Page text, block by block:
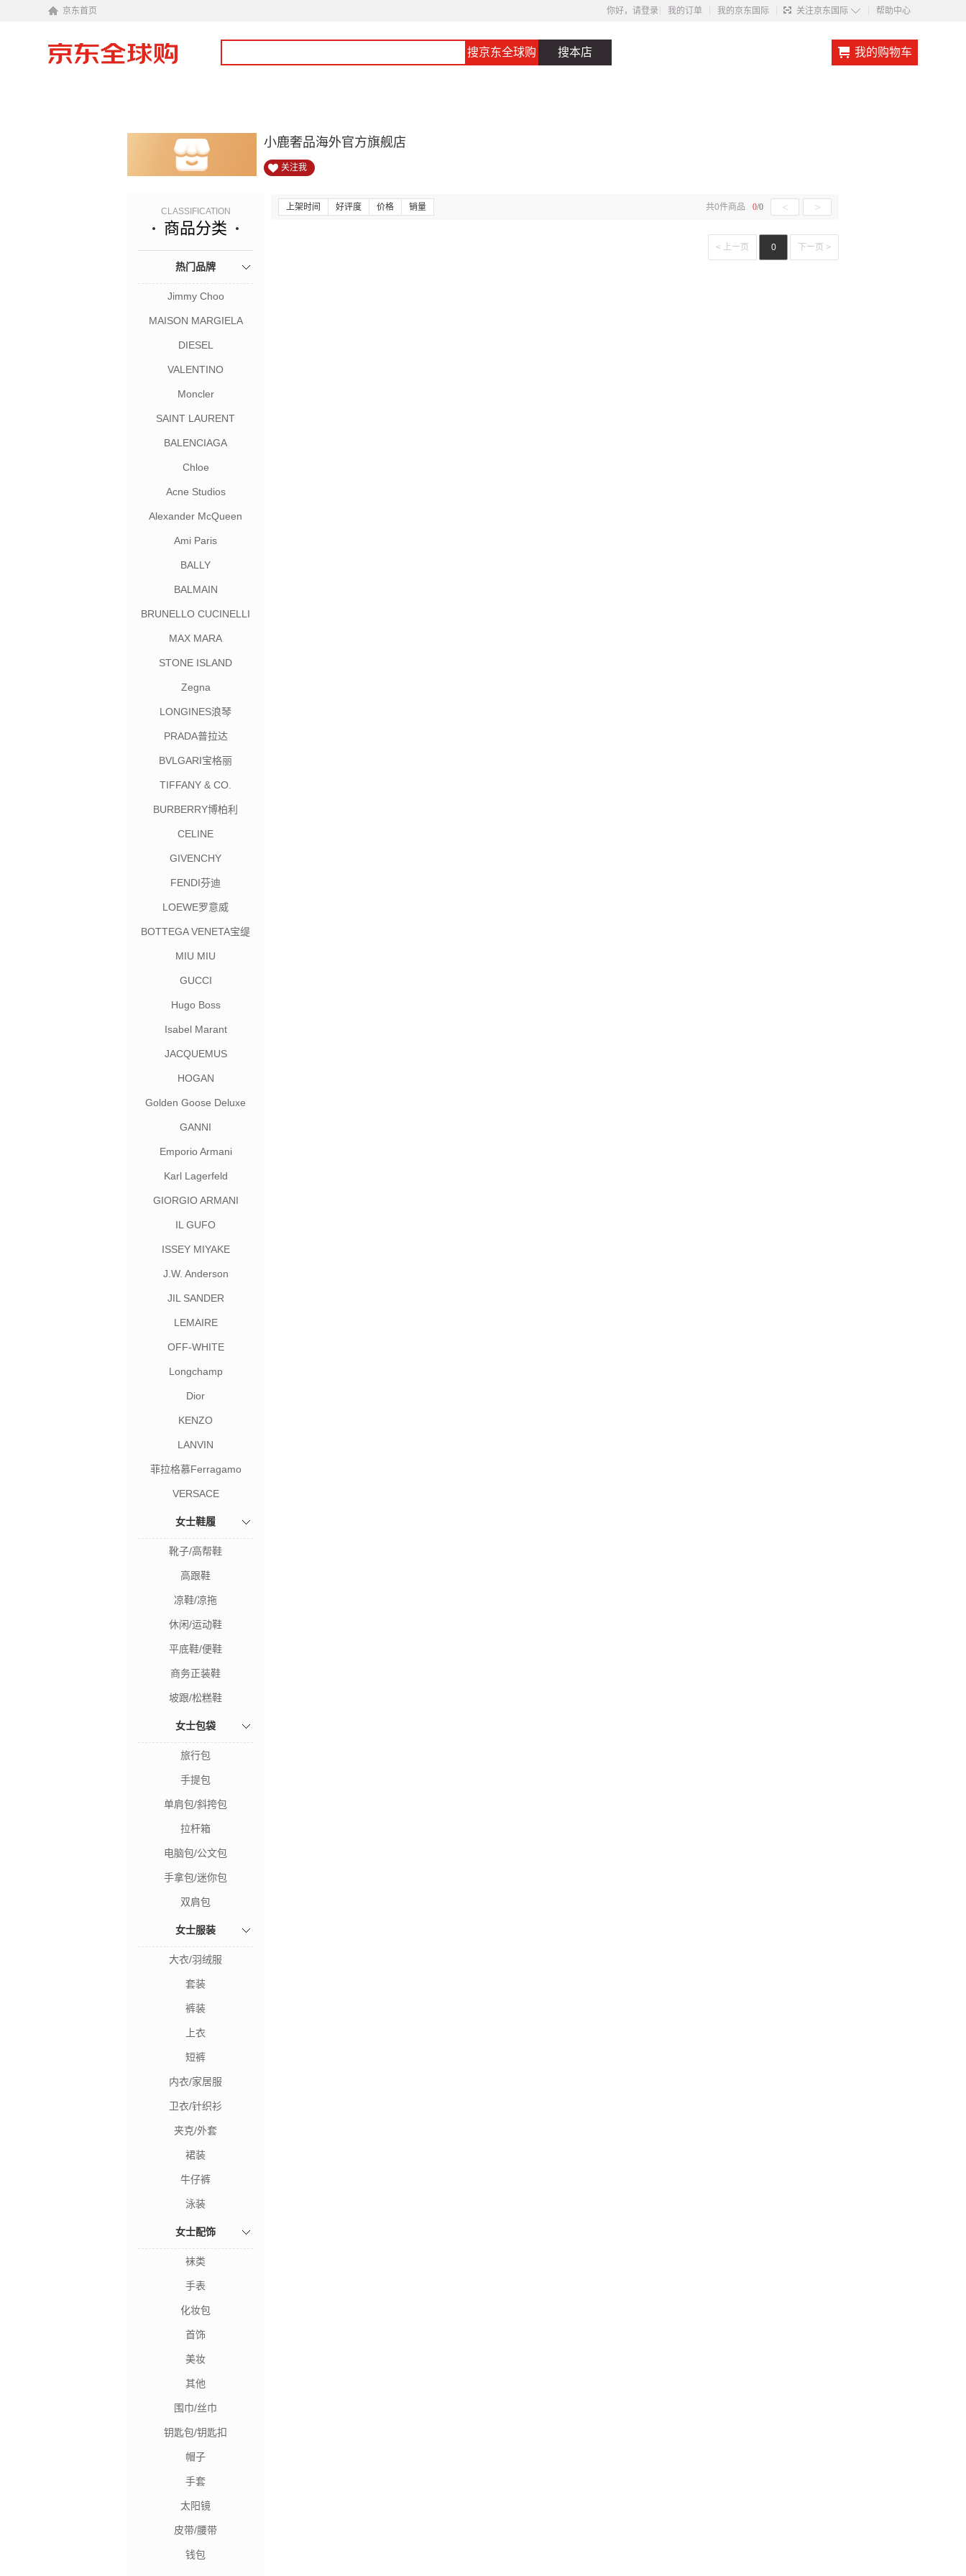
京东首页 你好，请登录 我的订单 我的京东国际 关注京东国际 ◇ 帮助中心
搜京东全球购 搜本店 我的购物车
小鹿奢品海外官方旗舰店
关注我
CLASSIFICATION
商品分类
热门品牌
Jimmy Choo
MAISON MARGIELA
DIESEL
VALENTINO
Moncler
SAINT LAURENT
BALENCIAGA
Chloe
Acne Studios
Alexander McQueen
Ami Paris
BALLY
BALMAIN
BRUNELLO CUCINELLI
MAX MARA
STONE ISLAND
Zegna
LONGINES浪琴
PRADA普拉达
BVLGARI宝格丽
TIFFANY & CO.
BURBERRY博柏利
CELINE
GIVENCHY
FENDI芬迪
LOEWE罗意威
BOTTEGA VENETA宝缇
MIU MIU
GUCCI
Hugo Boss
Isabel Marant
JACQUEMUS
HOGAN
Golden Goose Deluxe
GANNI
Emporio Armani
Karl Lagerfeld
GIORGIO ARMANI
IL GUFO
ISSEY MIYAKE
J.W. Anderson
JIL SANDER
LEMAIRE
OFF-WHITE
Longchamp
Dior
KENZO
LANVIN
菲拉格慕Ferragamo
VERSACE
女士鞋履
靴子/高帮鞋
高跟鞋
凉鞋/凉拖
休闲/运动鞋
平底鞋/便鞋
商务正装鞋
坡跟/松糕鞋
女士包袋
旅行包
手提包
单肩包/斜挎包
拉杆箱
电脑包/公文包
手拿包/迷你包
双肩包
女士服装
大衣/羽绒服
套装
裤装
上衣
短裤
内衣/家居服
卫衣/针织衫
夹克/外套
裙装
牛仔裤
泳装
女士配饰
袜类
手表
化妆包
首饰
美妆
其他
围巾/丝巾
钥匙包/钥匙扣
帽子
手套
太阳镜
皮带/腰带
钱包
上架时间 好评度 价格 销量 0/0 < >
共0件商品
< 上一页 0 下一页 >